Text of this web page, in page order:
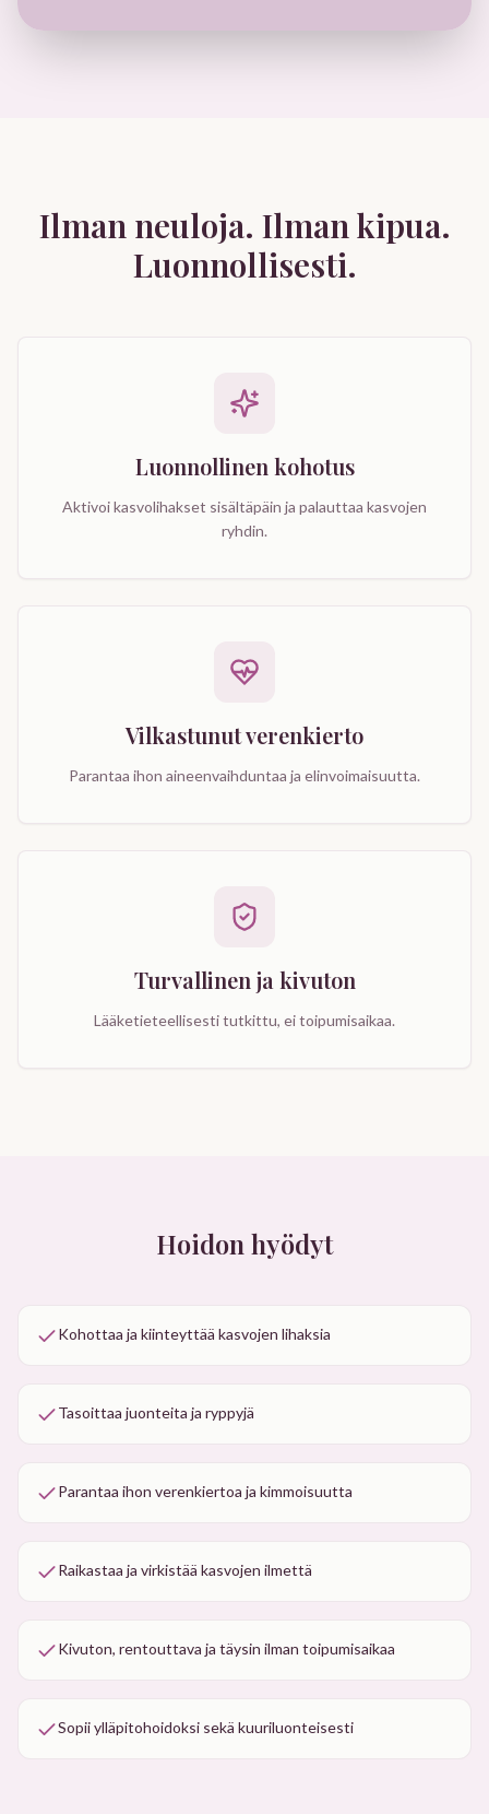
Ilman neuloja. Ilman kipua.
Luonnollisesti.
Luonnollinen kohotus
Aktivoi kasvolihakset sisältäpäin ja palauttaa kasvojen
ryhdin.
Vilkastunut verenkierto
Parantaa ihon aineenvaihduntaa ja elinvoimaisuutta.
Turvallinen ja kivuton
Lääketieteellisesti tutkittu, ei toipumisaikaa.
Hoidon hyödyt
Kohottaa ja kiinteyttää kasvojen lihaksia
Tasoittaa juonteita ja ryppyjä
Parantaa ihon verenkiertoa ja kimmoisuutta
Raikastaa ja virkistää kasvojen ilmettä
Kivuton, rentouttava ja täysin ilman toipumisaikaa
Sopii ylläpitohoidoksi sekä kuuriluonteisesti